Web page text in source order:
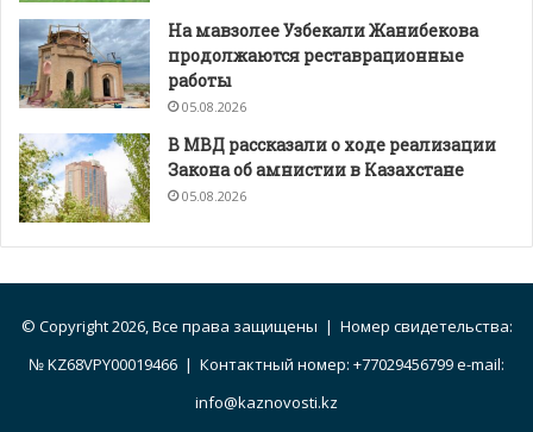
На мавзолее Узбекали Жанибекова
продолжаются реставрационные
работы
05.08.2026
В МВД рассказали о ходе реализации
Закона об амнистии в Казахстане
05.08.2026
© Copyright 2026, Все права защищены | Номер свидетельства:
№ KZ68VPY00019466 | Контактный номер: +77029456799 e-mail:
info@kaznovosti.kz